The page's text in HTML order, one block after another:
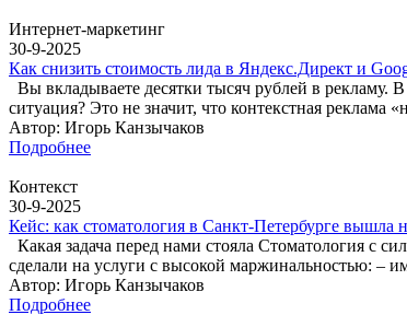
Интернет-маркетинг
30-9-2025
Как снизить стоимость лида в Яндекс.Директ и
Вы вкладываете десятки тысяч рублей в рекламу.
ситуация? Это не значит, что контекстная реклама
Автор: Игорь Канзычаков
Подробнее
Контекст
30-9-2025
Кейс: как стоматология в Санкт-Петербурге вышла
Какая задача перед нами стояла Стоматология с
сделали на услуги с высокой маржинальностью: –
Автор: Игорь Канзычаков
Подробнее